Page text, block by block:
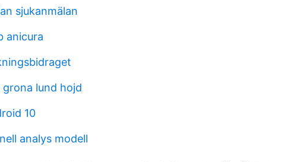
sjukanmälan
anicura
lund hojd
10
analys modell